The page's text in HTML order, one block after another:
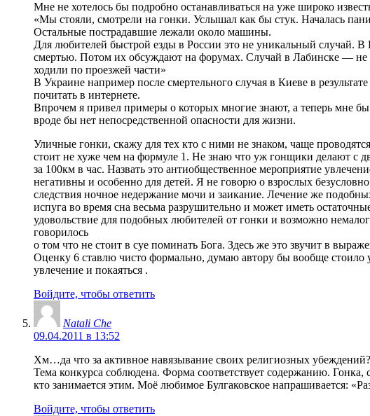
Мне не хотелось бы подробно останавливаться на уже широко
«Мы стояли, смотрели на гонки. Услышал как бы стук. Началась
Остальные пострадавшие лежали около машины.
Для любителей быстрой езды в России это не уникальный случай.
смертью. Потом их обсуждают на форумах. Случай в Лабинске — не
ходили по проезжей части»
В Украине например после смертельного случая в Киеве в
почитать в интернете.
Впрочем я привел примеры о которых многие знают, а теперь мне бы
вроде бы нет непосредственной опасности для жизни.
Уличные гонки, скажу для тех кто с ними не знаком, чаще
стоит не хуже чем на формуле 1. Не знаю что уж гонщики делают с
за 100км в час. Назвать это антиобщественное мероприятие
негативны и особенно для детей. Я не говорю о взрослых
следствия ночное недержание мочи и заикание. Лечение же
испуга во время сна весьма разрушительно и может иметь
удовольствие для подобных любителей от гонки и возможно
говорилось
о том что не стоит в суе поминать Бога. Здесь же это звучит в
Оценку 6 ставлю чисто формально, думаю автору бы вообще стоило
увлечение и покаяться .
Войдите, чтобы ответить
Natali Che
09.04.2011 в 13:52
Хм…да что за активное навязывание своих религиозных
Тема конкурса соблюдена. Форма соответствует содержанию.
кто занимается этим. Моё любимое Булгаковское напрашивается:
Войдите, чтобы ответить